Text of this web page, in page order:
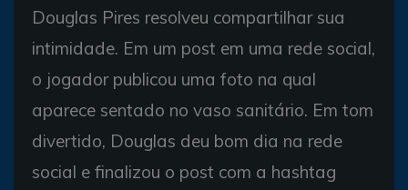
Douglas Pires resolveu compartilhar sua
intimidade. Em um post em uma rede social,
o jogador publicou uma foto na qual
aparece sentado no vaso sanitário. Em tom
divertido, Douglas deu bom dia na rede
social e finalizou o post com a hashtag